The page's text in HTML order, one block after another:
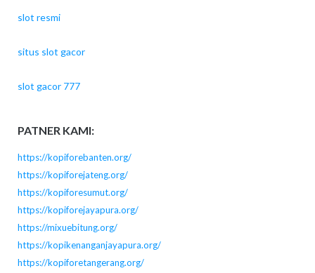
slot resmi
situs slot gacor
slot gacor 777
PATNER KAMI:
https://kopiforebanten.org/
https://kopiforejateng.org/
https://kopiforesumut.org/
https://kopiforejayapura.org/
https://mixuebitung.org/
https://kopikenanganjayapura.org/
https://kopiforetangerang.org/